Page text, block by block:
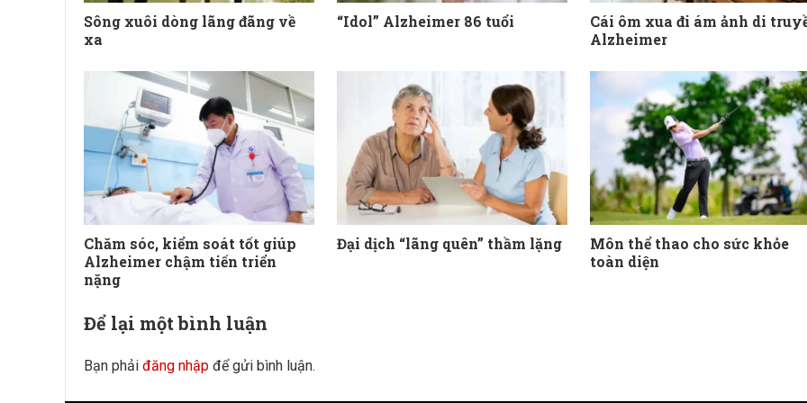
Sông xuôi dòng lãng đãng về
xa
“Idol” Alzheimer 86 tuổi
Cái ôm xua đi ám ảnh di
Alzheimer
Chăm sóc, kiểm soát tốt giúp
Alzheimer chậm tiến triển
nặng
Đại dịch “lãng quên” thầm lặng
Môn thể thao cho sức khỏe
toàn diện
Để lại một bình luận
Bạn phải đăng nhập để gửi bình luận.